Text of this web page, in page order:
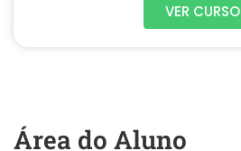
VER CURSO
Área do Aluno